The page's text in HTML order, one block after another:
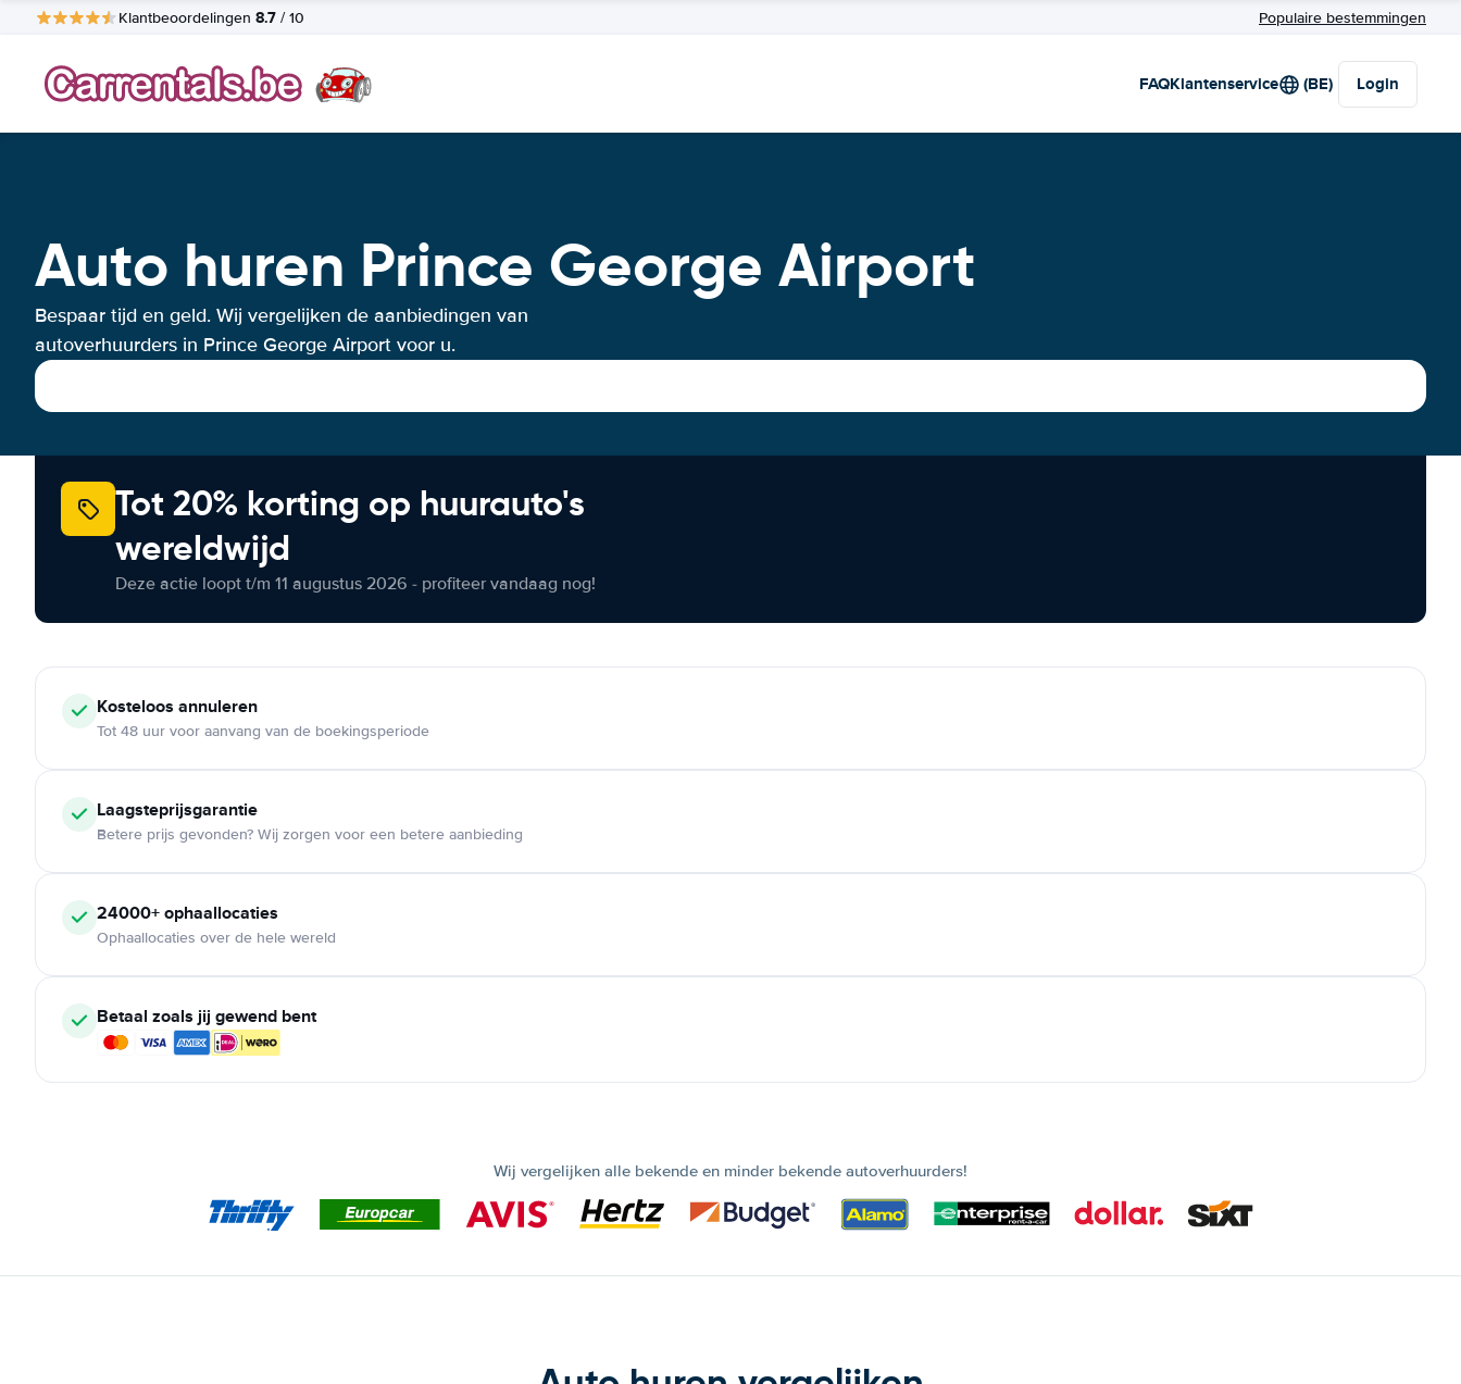
Klantbeoordelingen 8.7 / 10 Populaire bestemmingen
FAQKlantenservice (BE) Login
Auto huren Prince George Airport
Bespaar tijd en geld. Wij vergelijken de aanbiedingen van
autoverhuurders in Prince George Airport voor u.
Tot 20% korting op huurauto's
wereldwijd
Deze actie loopt t/m 11 augustus 2026 - profiteer vandaag nog!
Kosteloos annuleren
Tot 48 uur voor aanvang van de boekingsperiode
Laagsteprijsgarantie
Betere prijs gevonden? Wij zorgen voor een betere aanbieding
24000+ophaallocaties
Ophaallocaties over de hele wereld
Betaal zoals jij gewend bent
Wij vergelijken alle bekende en minder bekende autoverhuurders!